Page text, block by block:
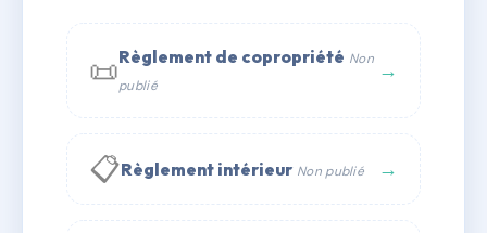
📜Règlement de copropriété Non
publié
→
📋Règlement intérieur Non publié →